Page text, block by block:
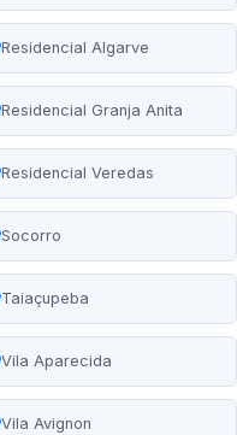
Residencial Algarve
Residencial Granja Anita
Residencial Veredas
Socorro
Taiaçupeba
Vila Aparecida
Vila Avignon